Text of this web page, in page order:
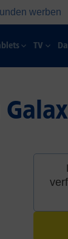
werben
TV